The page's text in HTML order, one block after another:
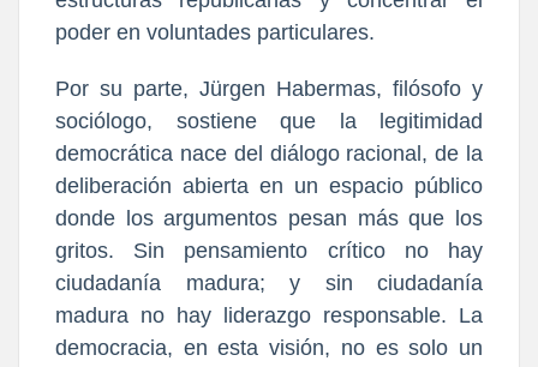
poder en voluntades particulares.
Por su parte, Jürgen Habermas, filósofo y
sociólogo, sostiene que la legitimidad
democrática nace del diálogo racional, de la
deliberación abierta en un espacio público
donde los argumentos pesan más que los
gritos. Sin pensamiento crítico no hay
ciudadanía madura; y sin ciudadanía
madura no hay liderazgo responsable. La
democracia, en esta visión, no es solo un